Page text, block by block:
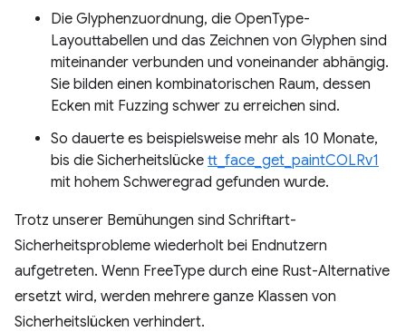
Die Glyphenzuordnung, die OpenType-
Layouttabellen und das Zeichnen von Glyphen sind
miteinander verbunden und voneinander abhängig.
Sie bilden einen kombinatorischen Raum, dessen
Ecken mit Fuzzing schwer zu erreichen sind.
So dauerte es beispielsweise mehr als 10 Monate,
bis die Sicherheitslücke tt_face_get_paintCOLRv1
mit hohem Schweregrad gefunden wurde.
Trotz unserer Bemühungen sind Schriftart-
Sicherheitsprobleme wiederholt bei Endnutzern
aufgetreten. Wenn FreeType durch eine Rust-Alternative
ersetzt wird, werden mehrere ganze Klassen von
Sicherheitslücken verhindert.